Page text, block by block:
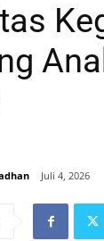
Juli 4, 2026